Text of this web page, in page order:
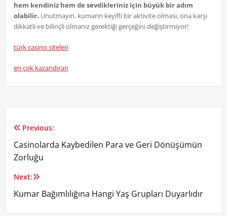
hem kendiniz hem de sevdikleriniz için büyük bir adım
olabilir. Unutmayın, kumarın keyifli bir aktivite olması, ona karşı
dikkatli ve bilinçli olmanız gerektiği gerçeğini değiştirmiyor!
türk casino siteleri
en çok kazandıran
Yazı
gezinmesi
Previous:
Casinolarda Kaybedilen Para ve Geri Dönüşümün
Zorluğu
Next:
Kumar Bağımlılığına Hangi Yaş Grupları Duyarlıdır